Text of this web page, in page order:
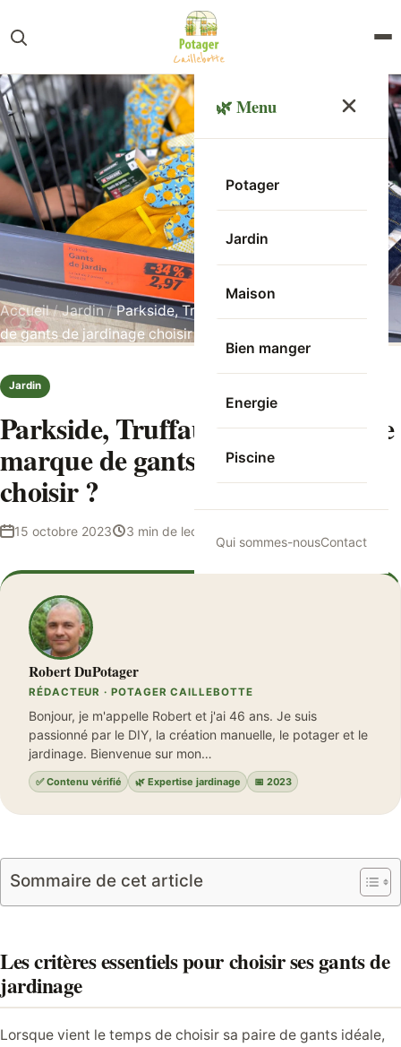
🌿 Menu
Potager
Jardin
Maison
Bien manger
Energie
Piscine
Qui sommes-nousContact
Accueil / Jardin/ Parkside, Truffaut, Ansell : quelle marque
de gants de jardinage choisir ?
Jardin
Parkside, Truffaut, Ansell : quelle
marque de gants de jardinage
choisir ?
15 octobre 2023 3 min de lecture
Robert DuPotager
RÉDACTEUR · POTAGER CAILLEBOTTE
Bonjour, je m'appelle Robert et j'ai 46 ans. Je suis
passionné par le DIY, la création manuelle, le potager et le
jardinage. Bienvenue sur mon…
✅ Contenu vérifié 🌿 Expertise jardinage 📅 2023
Sommaire de cet article
Les critères essentiels pour choisir ses gants de
jardinage
Lorsque vient le temps de choisir sa paire de gants idéale,